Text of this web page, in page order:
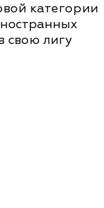
категории
свою лигу